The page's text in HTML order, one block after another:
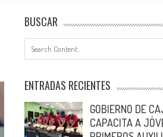
BUSCAR
ENTRADAS RECIENTES
GOBIERNO DE
CAPACITA A